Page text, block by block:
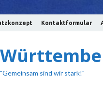
Kontaktformular
"Gemeinsam sind wir stark!"